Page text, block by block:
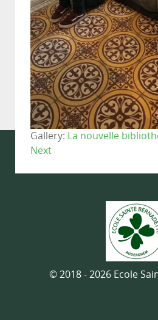
Gallery: La nouvelle
Next
© 2018 - 2026 Ecole